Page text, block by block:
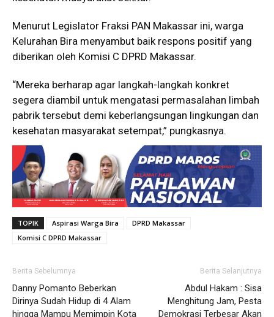
Menurut Legislator Fraksi PAN Makassar ini, warga
Kelurahan Bira menyambut baik respons positif yang
diberikan oleh Komisi C DPRD Makassar.
“Mereka berharap agar langkah-langkah konkret
segera diambil untuk mengatasi permasalahan limbah
pabrik tersebut demi keberlangsungan lingkungan dan
kesehatan masyarakat setempat,” pungkasnya.
TOPIK Aspirasi Warga Bira
DPRD Makassar
Komisi C DPRD Makassar
Berita Sebelumnya
Danny Pomanto Beberkan
Dirinya Sudah Hidup di 4 Alam
hingga Mampu Memimpin Kota
Berita Selanjutnya
Abdul Hakam : Sisa
Menghitung Jam, Pesta
Demokrasi Terbesar Akan